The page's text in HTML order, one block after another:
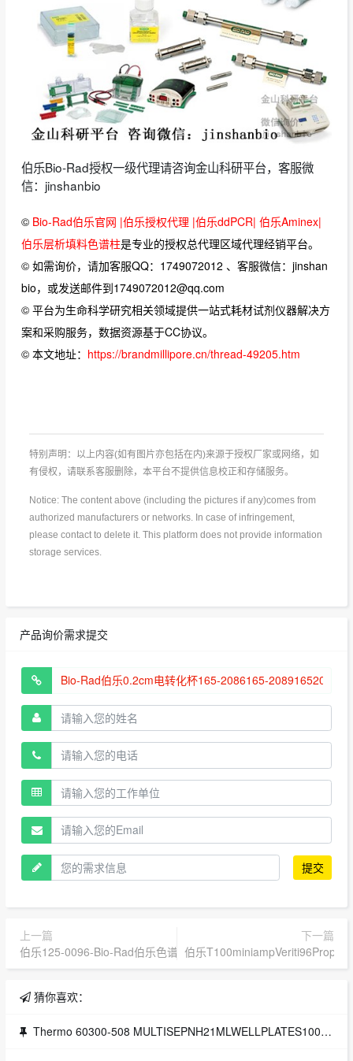
伯乐Bio-Rad授权一级代理请咨询金山科研平台，客服微
信：jinshanbio
© Bio-Rad伯乐官网 |伯乐授权代理 |伯乐ddPCR| 伯乐Aminex|
伯乐层析填料色谱柱是专业的授权总代理区域代理经销平台。
© 如需询价，请加客服QQ：1749072012 、客服微信：jinshan
bio，或发送邮件到1749072012@qq.com
© 平台为生命科学研究相关领域提供一站式耗材试剂仪器解决方
案和采购服务，数据资源基于CC协议。
© 本文地址： https://brandmillipore.cn/thread-49205.htm
特别声明：以上内容(如有图片亦包括在内)来源于授权厂家或网络，如
有侵权，请联系客服删除，本平台不提供信息校正和存储服务。
Notice: The content above (including the pictures if any)comes from
authorized manufacturers or networks. In case of infringement,
please contact to delete it. This platform does not provide information
storage services.
产品询价需求提交
提交
上一篇
伯乐125-0096-Bio-Rad伯乐色谱柱Aminex1250143Bio-Rad伯乐代
下一篇
伯乐T100miniampVeriti96Propcr
猜你喜欢：
Thermo 60300-508 MULTISEPNH21MLWELLPLATES100MG1PLATE/PKG MULTISEP NH2 1ML WELL PLATES 100MG 1 PLATE/PKG - 授权代理